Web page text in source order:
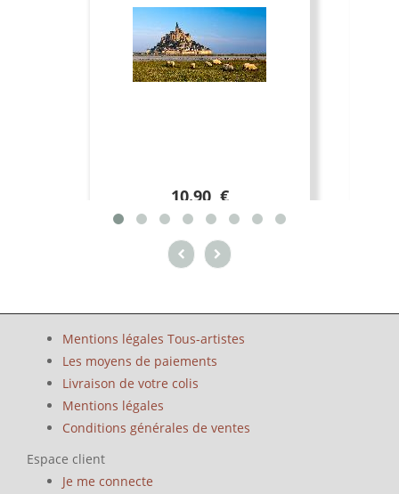
10.90 €
Mentions légales Tous-artistes
Les moyens de paiements
Livraison de votre colis
Mentions légales
Conditions générales de ventes
Espace client
Je me connecte